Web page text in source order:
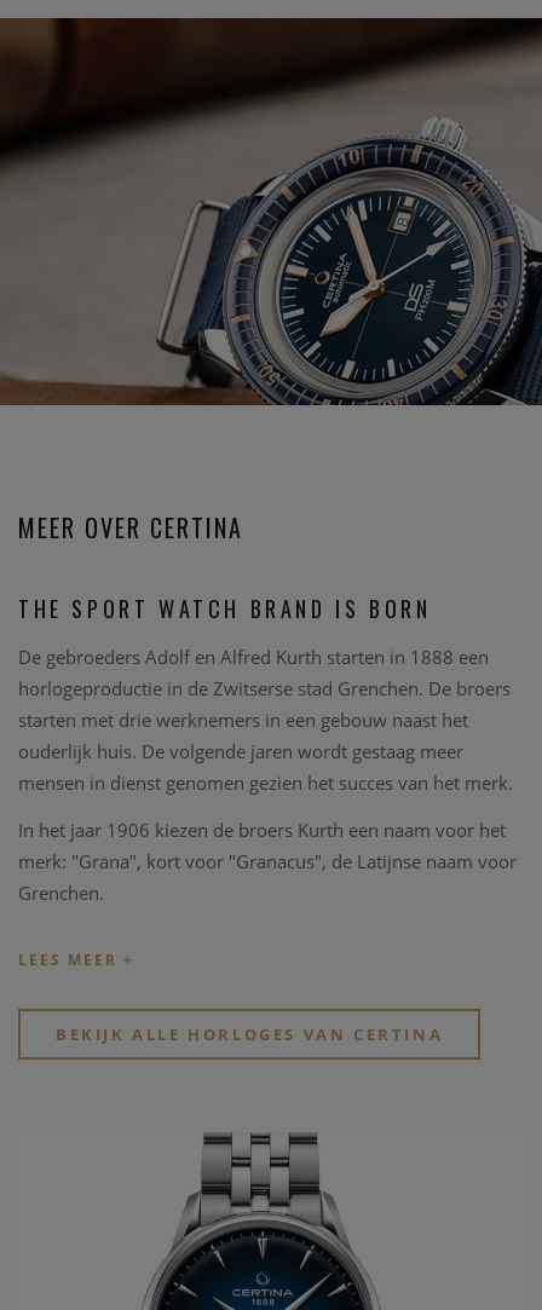
MEER OVER CERTINA
THE SPORT WATCH BRAND IS BORN
De gebroeders Adolf en Alfred Kurth starten in 1888 een
horlogeproductie in de Zwitserse stad Grenchen. De broers
starten met drie werknemers in een gebouw naast het
ouderlijk huis. De volgende jaren wordt gestaag meer
mensen in dienst genomen gezien het succes van het merk.
In het jaar 1906 kiezen de broers Kurth een naam voor het
merk: "Grana", kort voor "Granacus", de Latijnse naam voor
Grenchen.
horloge bedrijf gerealiseerd. Sinds de jaren 30 is de naam
Certina in gebruik genomen. Een internationale naam wat
betekend “Certus” uit het Latijn, of certitude, zekerheid.
Gedeponeerd in 1939 en in gebruik tot vandaag.
het jaar 1959 wanneer het DS Concept is geboren: een
waterdicht horloge tot 200 meter en zéér schokvrij. Dat was
voor die tijd baanbrekend.
Vandaag betekend het DS Concept:
Saffier glas
BEKIJK ALLE HORLOGES VAN CERTINA